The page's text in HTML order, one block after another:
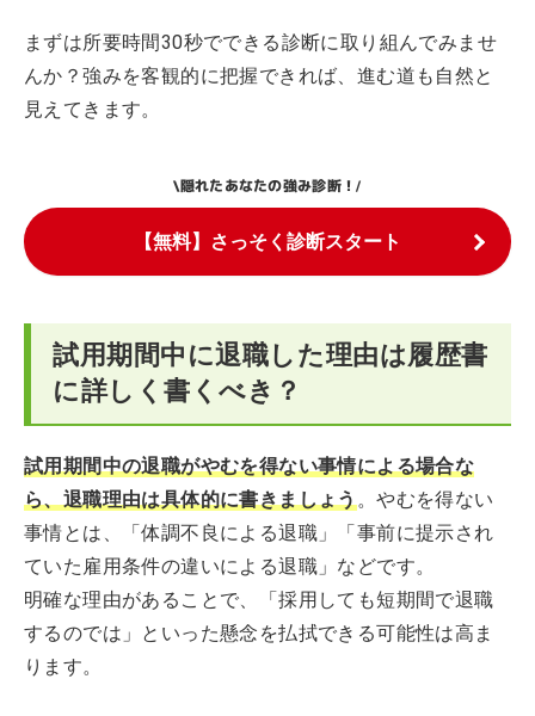
まずは所要時間30秒でできる診断に取り組んでみませ
んか？強みを客観的に把握できれば、進む道も自然と
見えてきます。
\隠れたあなたの強み診断！/
【無料】さっそく診断スタート
試用期間中に退職した理由は履歴書
に詳しく書くべき？
試用期間中の退職がやむを得ない事情による場合な
ら、退職理由は具体的に書きましょう。やむを得ない
事情とは、「体調不良による退職」「事前に提示され
ていた雇用条件の違いによる退職」などです。
明確な理由があることで、「採用しても短期間で退職
するのでは」といった懸念を払拭できる可能性は高ま
ります。